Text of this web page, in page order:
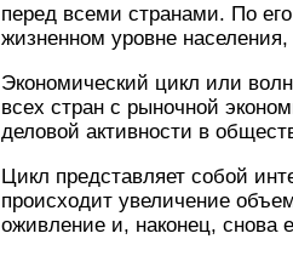
перед всеми странами. По
жизненном уровне
Экономический цикл или
всех стран с рыночной
деловой активности в
Цикл представляет собой
происходит увеличение
оживление и, наконец,